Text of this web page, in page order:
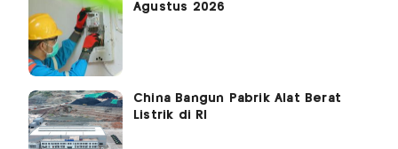
Agustus 2026
China Bangun Pabrik Alat Berat
Listrik di RI